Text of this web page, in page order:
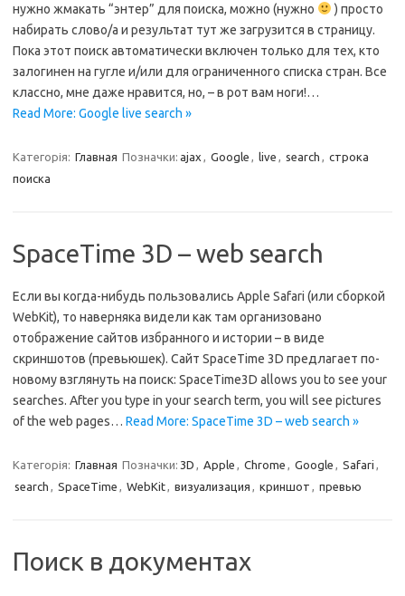
нужно жмакать “энтер” для поиска, можно (нужно
) просто
набирать слово/а и результат тут же загрузится в страницу.
Пока этот поиск автоматически включен только для тех, кто
залогинен на гугле и/или для ограниченного списка стран. Все
классно, мне даже нравится, но, – в рот вам ноги!…
Read More: Google live search »
Категорія: Главная Позначки: ajax , Google , live , search , строка
поиска
SpaceTime 3D – web search
Если вы когда-нибудь пользовались Apple Safari (или сборкой
WebKit), то наверняка видели как там организовано
отображение сайтов избранного и истории – в виде
скриншотов (превьюшек). Сайт SpaceTime 3D предлагает по-
новому взглянуть на поиск: SpaceTime3D allows you to see your
searches. After you type in your search term, you will see pictures
of the web pages… Read More: SpaceTime 3D – web search »
Категорія: Главная Позначки: 3D , Apple , Chrome , Google , Safari ,
search , SpaceTime , WebKit, визуализация , криншот , превью
Поиск в документах